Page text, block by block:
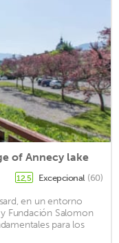
of Annecy lake
12,5 Excepcional (60)
en un entorno
Fundación Salomon
para los